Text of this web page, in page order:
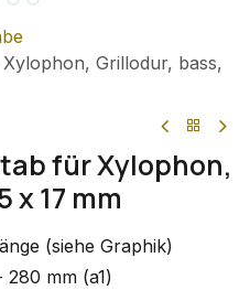
Grillodur, bass,
für Xylophon,
x 17 mm
(siehe Graphik)
mm (a1)